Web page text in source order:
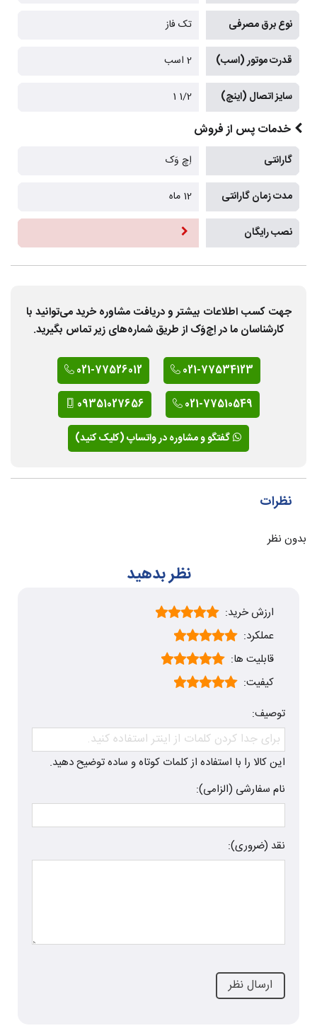
نوع برق مصرفی تک فاز
قدرت موتور (اسب) 2 اسب
سایز اتصال (اینچ) 1/2 1
خدمات پس از فروش
گارانتی اِچ وَک
مدت زمان گارانتی 12 ماه
نصب رایگان
جهت کسب اطلاعات بیشتر و دریافت مشاوره خرید می‌توانید با
کارشناسان ما در اِچ‌وَک از طریق شماره‌های زیر تماس بگیرید.
021-77534123
021-77526012
021-77510549
09351027656
گفتگو و مشاوره در واتساپ (کلیک کنید)
نظرات
بدون نظر
نظر بدهید
ارزش خرید:
عملکرد:
قابلیت ها:
کیفیت:
توصیف:
این کالا را با استفاده از کلمات کوتاه و ساده توضیح دهید.
نام سفارشی (الزامی):
نقد (ضروری):